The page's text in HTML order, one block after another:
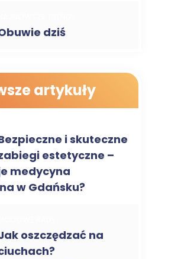
dziś
artykuły
i skuteczne
estetyczne –
medycyna
w Gdańsku?
oszczędzać na